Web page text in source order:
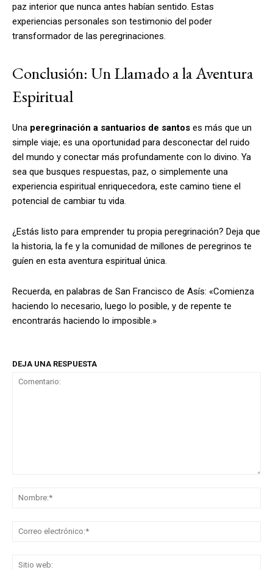
paz interior que nunca antes habían sentido. Estas
experiencias personales son testimonio del poder
transformador de las peregrinaciones.
Conclusión: Un Llamado a la Aventura
Espiritual
Una peregrinación a santuarios de santos es más que un
simple viaje; es una oportunidad para desconectar del ruido
del mundo y conectar más profundamente con lo divino. Ya
sea que busques respuestas, paz, o simplemente una
experiencia espiritual enriquecedora, este camino tiene el
potencial de cambiar tu vida.
¿Estás listo para emprender tu propia peregrinación? Deja que
la historia, la fe y la comunidad de millones de peregrinos te
guíen en esta aventura espiritual única.
Recuerda, en palabras de San Francisco de Asís: «Comienza
haciendo lo necesario, luego lo posible, y de repente te
encontrarás haciendo lo imposible.»
DEJA UNA RESPUESTA